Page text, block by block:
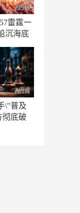
雷霆一
沉海底
\"普及
彻底破